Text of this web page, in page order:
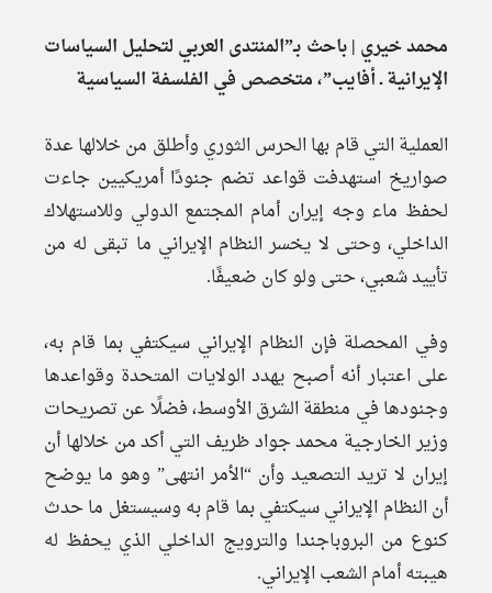
محمد خيري | باحث بـ”المنتدى العربي لتحليل السياسات
الإيرانية ـ أفايب”، متخصص في الفلسفة السياسية
العملية التي قام بها الحرس الثوري وأطلق من خلالها عدة
صواريخ استهدفت قواعد تضم جنودًا أمريكيين جاءت
لحفظ ماء وجه إيران أمام المجتمع الدولي وللاستهلاك
الداخلي، وحتى لا يخسر النظام الإيراني ما تبقى له من
تأييد شعبي، حتى ولو كان ضعيفًا.
وفي المحصلة فإن النظام الإيراني سيكتفي بما قام به،
على اعتبار أنه أصبح يهدد الولايات المتحدة وقواعدها
وجنودها في منطقة الشرق الأوسط، فضلًا عن تصريحات
وزير الخارجية محمد جواد ظريف التي أكد من خلالها أن
إيران لا تريد التصعيد وأن “الأمر انتهى” وهو ما يوضح
أن النظام الإيراني سيكتفي بما قام به وسيستغل ما حدث
كنوع من البروباجندا والترويج الداخلي الذي يحفظ له
هيبته أمام الشعب الإيراني.